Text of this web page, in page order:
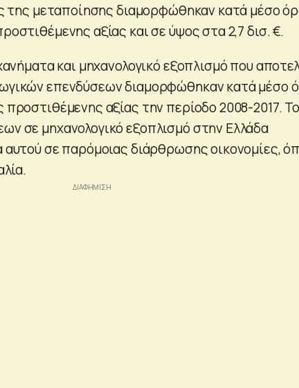
της μεταποίησης διαμορφώθηκαν κατά μέσο
αξίας και σε ύψος στα 2,7 δισ. €.
και μηχανολογικό εξοπλισμό που
επενδύσεων διαμορφώθηκαν κατά μέσο
αξίας την περίοδο 2008-2017. Το
σε μηχανολογικό εξοπλισμό στην Ελλάδα
αυτού σε παρόμοιας διάρθρωσης οικονομίες,